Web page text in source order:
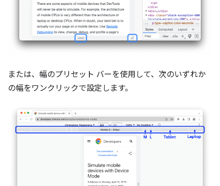
または、幅のプリセット バーを使用して、次のいずれか
の幅をワンクリックで設定します。